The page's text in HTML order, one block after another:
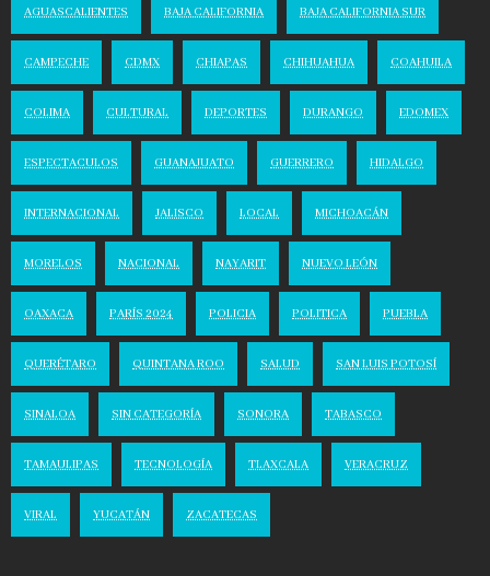
AGUASCALIENTES BAJA CALIFORNIA BAJA CALIFORNIA SUR
CAMPECHE CDMX CHIAPAS CHIHUAHUA COAHUILA
COLIMA CULTURAL DEPORTES DURANGO EDOMEX
ESPECTACULOS GUANAJUATO GUERRERO HIDALGO
INTERNACIONAL JALISCO LOCAL MICHOACÁN
MORELOS NACIONAL NAYARIT NUEVO LEÓN
OAXACA PARÍS 2024 POLICIA POLITICA PUEBLA
QUERÉTARO QUINTANA ROO SALUD SAN LUIS POTOSÍ
SINALOA SIN CATEGORÍA SONORA TABASCO
TAMAULIPAS TECNOLOGÍA TLAXCALA VERACRUZ
VIRAL YUCATÁN ZACATECAS